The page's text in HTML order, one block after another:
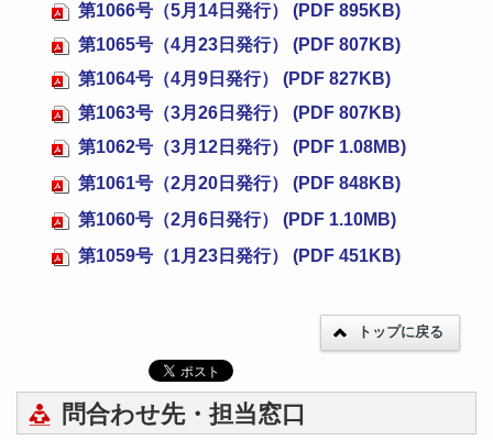
第1066号（5月14日発行） (PDF 895KB)
第1065号（4月23日発行） (PDF 807KB)
第1064号（4月9日発行） (PDF 827KB)
第1063号（3月26日発行） (PDF 807KB)
第1062号（3月12日発行） (PDF 1.08MB)
第1061号（2月20日発行） (PDF 848KB)
第1060号（2月6日発行） (PDF 1.10MB)
第1059号（1月23日発行） (PDF 451KB)
トップに戻る
問合わせ先・担当窓口